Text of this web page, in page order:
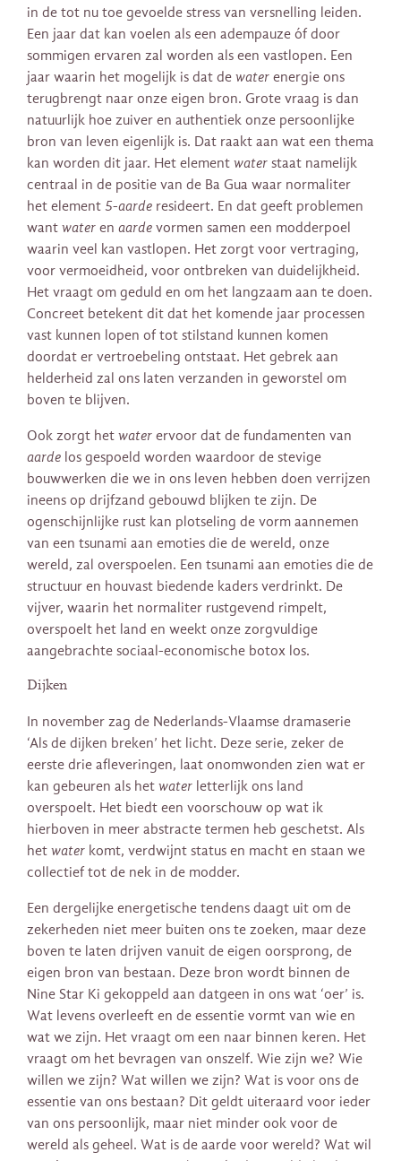
in de tot nu toe gevoelde stress van versnelling leiden.
Een jaar dat kan voelen als een adempauze óf door
sommigen ervaren zal worden als een vastlopen. Een
jaar waarin het mogelijk is dat de water energie ons
terugbrengt naar onze eigen bron. Grote vraag is dan
natuurlijk hoe zuiver en authentiek onze persoonlijke
bron van leven eigenlijk is. Dat raakt aan wat een thema
kan worden dit jaar. Het element water staat namelijk
centraal in de positie van de Ba Gua waar normaliter
het element 5-aarde resideert. En dat geeft problemen
want water en aarde vormen samen een modderpoel
waarin veel kan vastlopen. Het zorgt voor vertraging,
voor vermoeidheid, voor ontbreken van duidelijkheid.
Het vraagt om geduld en om het langzaam aan te doen.
Concreet betekent dit dat het komende jaar processen
vast kunnen lopen of tot stilstand kunnen komen
doordat er vertroebeling ontstaat. Het gebrek aan
helderheid zal ons laten verzanden in geworstel om
boven te blijven.
Ook zorgt het water ervoor dat de fundamenten van
aarde los gespoeld worden waardoor de stevige
bouwwerken die we in ons leven hebben doen verrijzen
ineens op drijfzand gebouwd blijken te zijn. De
ogenschijnlijke rust kan plotseling de vorm aannemen
van een tsunami aan emoties die de wereld, onze
wereld, zal overspoelen. Een tsunami aan emoties die de
structuur en houvast biedende kaders verdrinkt. De
vijver, waarin het normaliter rustgevend rimpelt,
overspoelt het land en weekt onze zorgvuldige
aangebrachte sociaal-economische botox los.
Dijken
In november zag de Nederlands-Vlaamse dramaserie
‘Als de dijken breken’ het licht. Deze serie, zeker de
eerste drie afleveringen, laat onomwonden zien wat er
kan gebeuren als het water letterlijk ons land
overspoelt. Het biedt een voorschouw op wat ik
hierboven in meer abstracte termen heb geschetst. Als
het water komt, verdwijnt status en macht en staan we
collectief tot de nek in de modder.
Een dergelijke energetische tendens daagt uit om de
zekerheden niet meer buiten ons te zoeken, maar deze
boven te laten drijven vanuit de eigen oorsprong, de
eigen bron van bestaan. Deze bron wordt binnen de
Nine Star Ki gekoppeld aan datgeen in ons wat ‘oer’ is.
Wat levens overleeft en de essentie vormt van wie en
wat we zijn. Het vraagt om een naar binnen keren. Het
vraagt om het bevragen van onszelf. Wie zijn we? Wie
willen we zijn? Wat willen we zijn? Wat is voor ons de
essentie van ons bestaan? Dit geldt uiteraard voor ieder
van ons persoonlijk, maar niet minder ook voor de
wereld als geheel. Wat is de aarde voor wereld? Wat wil